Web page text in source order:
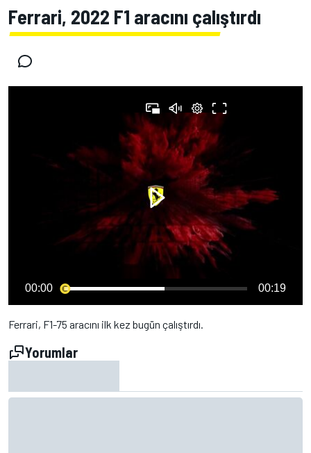
Ferrari, 2022 F1 aracını çalıştırdı
00:00 00:19
Ferrari, F1-75 aracını ilk kez bugün çalıştırdı.
Yorumlar